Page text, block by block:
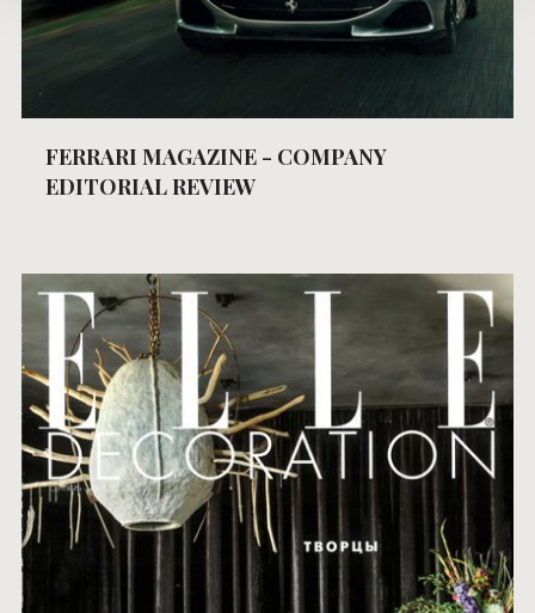
FERRARI MAGAZINE - COMPANY
EDITORIAL REVIEW